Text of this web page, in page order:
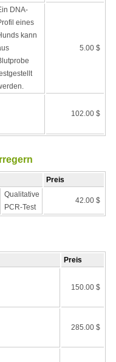
DNA-
eines
kann
5.00 $
102.00 $
Preis
Qualitative
PCR-Test
42.00 $
Preis
150.00 $
285.00 $